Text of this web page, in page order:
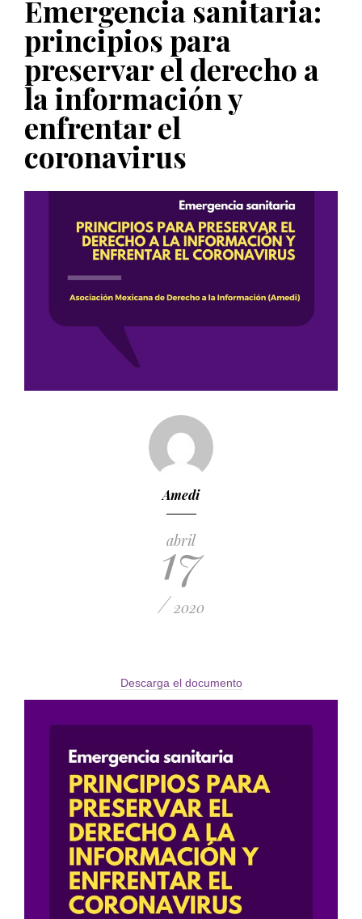
PUBLICADO EL 5 ENERO, 2023
Emergencia sanitaria:
principios para
preservar el derecho a
la información y
enfrentar el
coronavirus
Amedi
abril
17
/ 2020
Descarga el documento